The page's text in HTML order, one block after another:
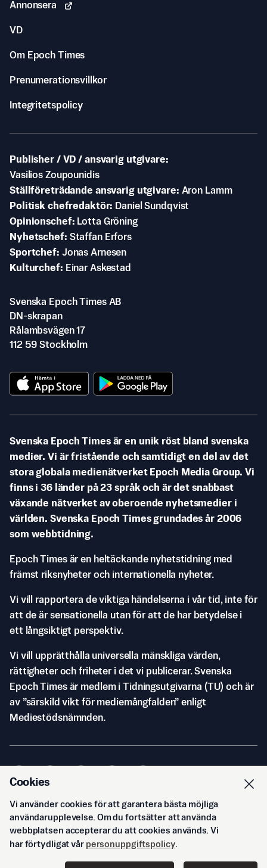
Annonsera
VD
Om Epoch Times
Prenumerationsvillkor
Integritetspolicy
Publisher / VD / ansvarig utgivare
Vasilios Zoupounidis
Ställföreträdande ansvarig utgivare Aron Lamm
Politisk chefredaktör
Daniel Sundqvist
Opinionschef
Lotta Gröning
Nyhetschef Staffan Erfors
Sportchef Jonas Arnesen
Kulturchef
Einar Askestad
Svenska Epoch Times AB
DN-skrapan
Rålambsvägen 17
112 59 Stockholm
Svenska Epoch Times är en unik röst bland svenska
medier. Vi är fristående och samtidigt en del av det
stora globala medienätverket Epoch Media Group. Vi
finns i 36 länder på 23 språk och är det snabbast
växande nätverket av oberoende nyhetsmedier i
världen. Svenska Epoch Times grundades år 2006
som webbtidning.
Epoch Times är en heltäckande nyhetstidning med
främst riksnyheter och internationella nyheter.
Vi vill rapportera de viktiga händelserna i vår tid, inte för
att de är sensationella utan för att de har betydelse i
ett långsiktigt perspektiv.
Vi vill upprätthålla universella mänskliga värden,
rättigheter och friheter i det vi publicerar. Svenska
Epoch Times är medlem i Tidningsutgivarna (TU) och är
av ”särskild vikt för mediemångfalden” enligt
Mediestödsnämnden.
© Svenska Epoch Times AB2026
Cookies
Vi använder cookies för att garantera bästa möjliga
användarupplevelse. Om du fortsätter att använda
webbplatsen accepterar du att cookies används. Vi
har förtydligat vår personuppgiftspolicy.